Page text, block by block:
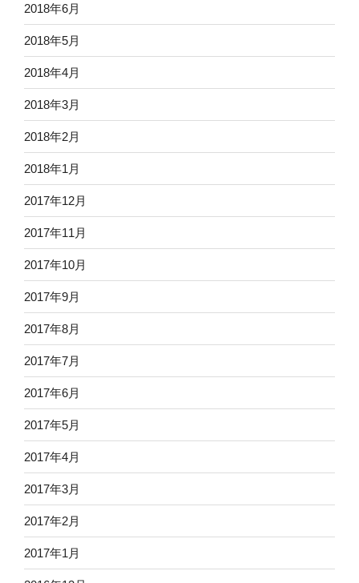
2018年6月
2018年5月
2018年4月
2018年3月
2018年2月
2018年1月
2017年12月
2017年11月
2017年10月
2017年9月
2017年8月
2017年7月
2017年6月
2017年5月
2017年4月
2017年3月
2017年2月
2017年1月